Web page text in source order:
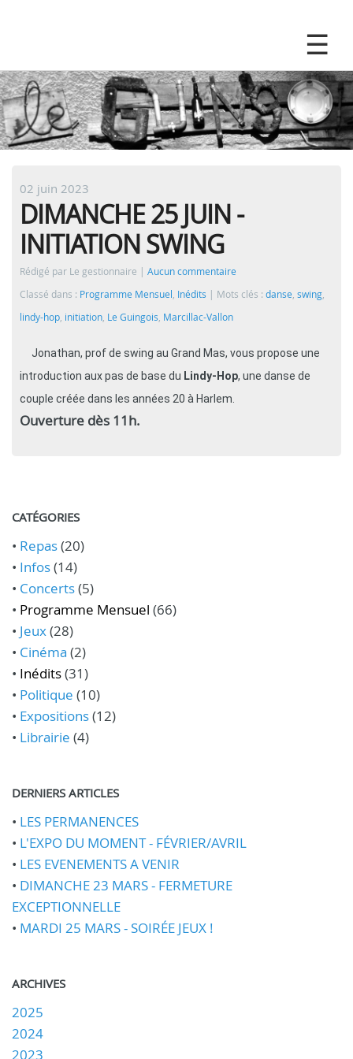
02 juin 2023
DIMANCHE 25 JUIN -
INITIATION SWING
Rédigé par Le gestionnaire
Aucun commentaire
Classé dans : Programme Mensuel , Inédits Mots clés : danse, swing,
lindy-hop, initiation, Le Guingois, Marcillac-Vallon
Jonathan, prof de swing au Grand Mas, vous propose une
introduction aux pas de base du Lindy-Hop, une danse de
couple créée dans les années 20 à Harlem.
Ouverture dès 11h.
CATÉGORIES
• Repas(20)
• Infos(14)
• Concerts(5)
• Programme Mensuel (66)
• Jeux(28)
• Cinéma (2)
• Inédits(31)
• Politique (10)
• Expositions(12)
• Librairie (4)
DERNIERS ARTICLES
• LES PERMANENCES
• L'EXPO DU MOMENT - FÉVRIER/AVRIL
• LES EVENEMENTS A VENIR
• DIMANCHE 23 MARS - FERMETURE
EXCEPTIONNELLE
• MARDI 25 MARS - SOIRÉE JEUX !
ARCHIVES
2025
2024
2023